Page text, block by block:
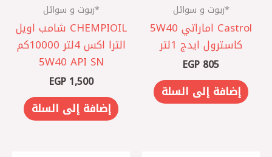
*زيوت و سوائل
Castrol اماراتي 5W40
كاسترول ايدج 1لتر
EGP 805
إضافة إلى السلة
*زيوت و سوائل
CHEMPIOIL شامب اويل
الترا اكس 4لتر 10000كم
5W40 API SN
EGP1,500
إضافة إلى السلة